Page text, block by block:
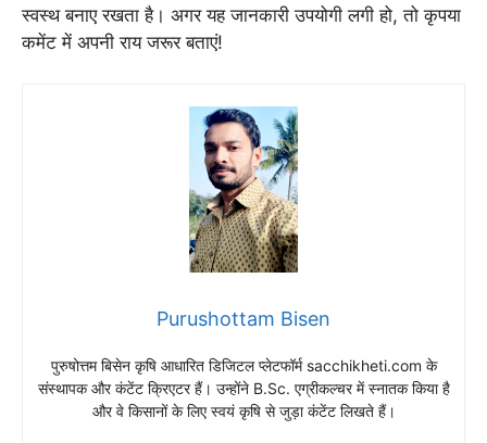
स्वस्थ बनाए रखता है। अगर यह जानकारी उपयोगी लगी हो, तो कृपया
कमेंट में अपनी राय जरूर बताएं!
Purushottam Bisen
पुरुषोत्तम बिसेन कृषि आधारित डिजिटल प्लेटफॉर्म sacchikheti.com के
संस्थापक और कंटेंट क्रिएटर हैं। उन्होंने B.Sc. एग्रीकल्चर में स्नातक किया है
और वे किसानों के लिए स्वयं कृषि से जुड़ा कंटेंट लिखते हैं।